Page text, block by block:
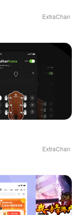
ExtraChan
ExtraChan